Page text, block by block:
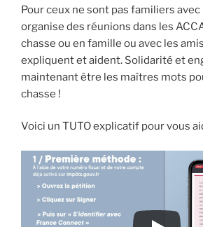
Pour ceux ne sont pas familiers
organise des réunions dans les
chasse ou en famille ou avec les
expliquent et aident. Solidarité et
maintenant être les maîtres mots
chasse !
Voici un TUTO explicatif pour vous